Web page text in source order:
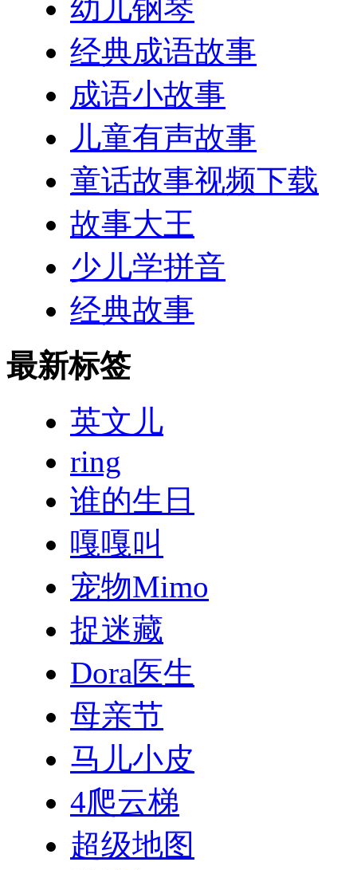
幼儿钢琴
经典成语故事
成语小故事
儿童有声故事
童话故事视频下载
故事大王
少儿学拼音
经典故事
最新标签
英文儿
ring
谁的生日
嘎嘎叫
宠物Mimo
捉迷藏
Dora医生
母亲节
马儿小皮
4爬云梯
超级地图